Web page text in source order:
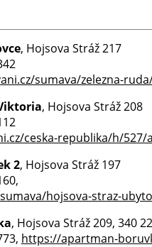
, Hojsova Stráž 217
sumava/zelezna-
, Hojsova Stráž 208
ceska-republika/h/
2, Hojsova Stráž 197
hojsova-straz-
, Hojsova Stráž 209, 340
https://apartman-